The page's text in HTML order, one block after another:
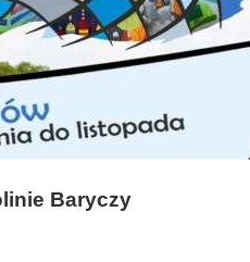
Baryczy